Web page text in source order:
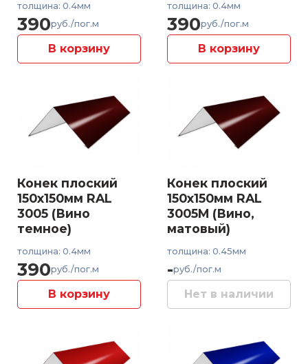
толщина: 0.4мм
390руб./пог.м
В корзину
толщина: 0.4мм
390руб./пог.м
В корзину
Конек плоский
150x150мм RAL
3005 (Вино
темное)
толщина: 0.4мм
390руб./пог.м
В корзину
Конек плоский
150x150мм RAL
3005M (Вино,
матовый)
толщина: 0.45мм
-руб./пог.м
Нет в наличии